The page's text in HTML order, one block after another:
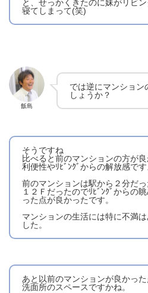
と、せっかくきたのに妹がリビ
寝てしまって(笑)
飯島
では逆にマンション
しょうか？
そうですね
比べると前のマンションの方が良
利便性やﾘﾋﾞﾝｸﾞからの解放感です
前のマンションは駅から２分だっ
１２Ｆだったのでﾘﾋﾞﾝｸﾞからの
った点が良かったです。
マンションの生活には特に不満
した。
あと以前のマンションが良かった
洗面所のスペースですかね。